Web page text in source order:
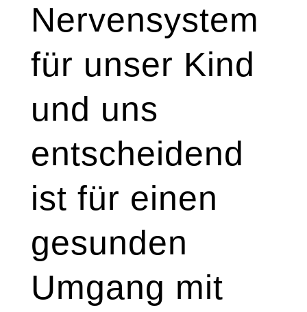
Nervensystem
für unser Kind
und uns
entscheidend
ist für einen
gesunden
Umgang mit